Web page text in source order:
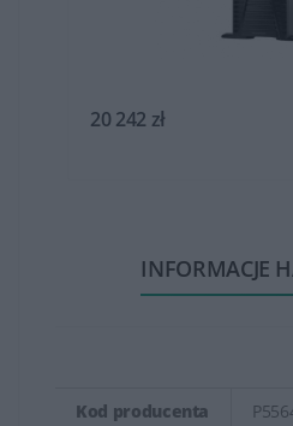
20 242 zł
INFORMACJE
Kod producenta